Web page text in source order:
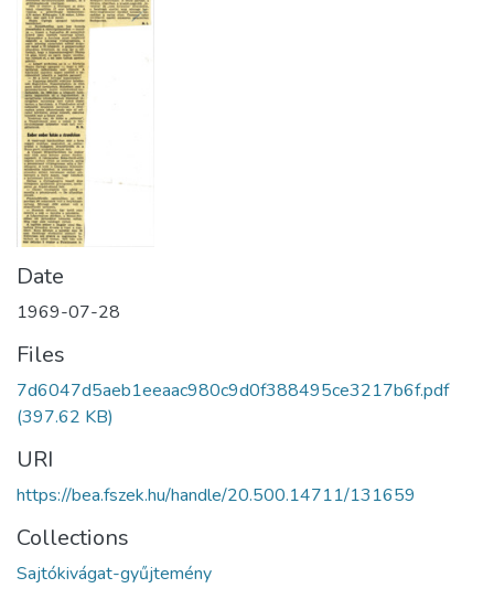
Date
1969-07-28
Files
7d6047d5aeb1eeaac980c9d0f388495ce3217b6f.pdf
(397.62 KB)
URI
https://bea.fszek.hu/handle/20.500.14711/131659
Collections
Sajtókivágat-gyűjtemény